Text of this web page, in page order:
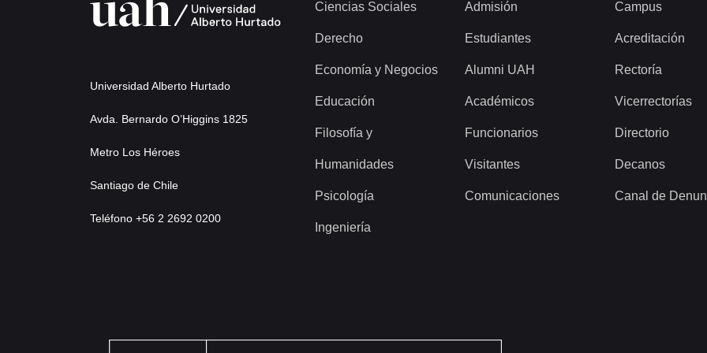
Universidad Alberto Hurtado
Avda. Bernardo O’Higgins 1825
Metro Los Héroes
Santiago de Chile
Teléfono +56 2 2692 0200
Ciencias Sociales
Derecho
Economía y Negocios
Educación
Filosofía y
Humanidades
Psicología
Ingeniería
Admisión
Estudiantes
Alumni UAH
Académicos
Funcionarios
Visitantes
Comunicaciones
Campus
Acreditación
Rectoría
Vicerrectorías
Directorio
Decanos
Canal de